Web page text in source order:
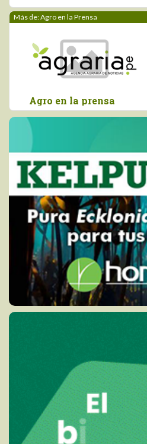
Más de: Agro en la Prensa
Agro en la prensa